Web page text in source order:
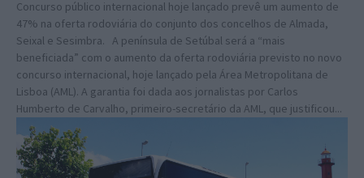
Concurso público internacional hoje lançado prevê um aumento de
47% na oferta rodoviária do conjunto dos concelhos de Almada,
Seixal e Sesimbra. A península de Setúbal será a “mais
beneficiada” com o aumento da oferta rodoviária previsto no novo
concurso internacional, hoje lançado pela Área Metropolitana de
Lisboa (AML). A garantia foi dada aos jornalistas por Carlos
Humberto de Carvalho, primeiro-secretário da AML, que justificou...